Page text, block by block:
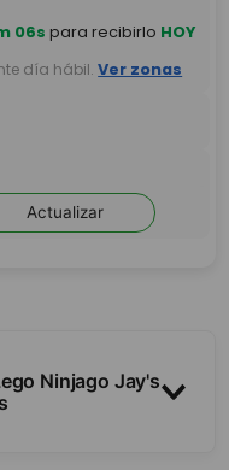
06s para recibirlo HOY
día hábil. Ver zonas
Actualizar
Ninjago Jay's